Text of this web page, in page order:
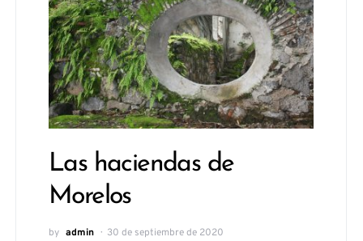
Las haciendas de
Morelos
by admin 30 de septiembre de 2020